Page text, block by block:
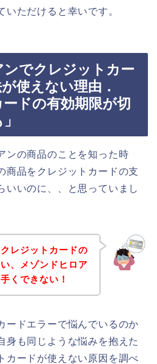
ただけると幸いです。
でクレジットカー
使えない理由．
ードの有効期限が切
ンの商品のことを知った時
商品をクレジットカードの支
いいのに、、と思っていまし
レジットカードの
、メゾンドヒロア
くできない！
ードエラーで悩んでいるのか
身も同じような悩みを抱えた
カードが使えない原因を調べ